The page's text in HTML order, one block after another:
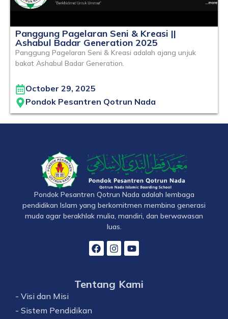
Panggung Pagelaran Seni & Kreasi ||
Ashabul Badar Generation 2025
Panggung Pagelaran Seni & Kreasi adalah ajang unjuk
bakat Ashabul Badar Generation.
October 29, 2025
Pondok Pesantren Qotrun Nada
Pondok Pesantren Qotrun Nada adalah lembaga
pendidikan Islam yang berkomitmen membina generasi
muda agar berakhlak mulia, mandiri, dan berwawasan
luas.
Tentang Kami
- Visi dan Misi
- Sistem Pendidikan